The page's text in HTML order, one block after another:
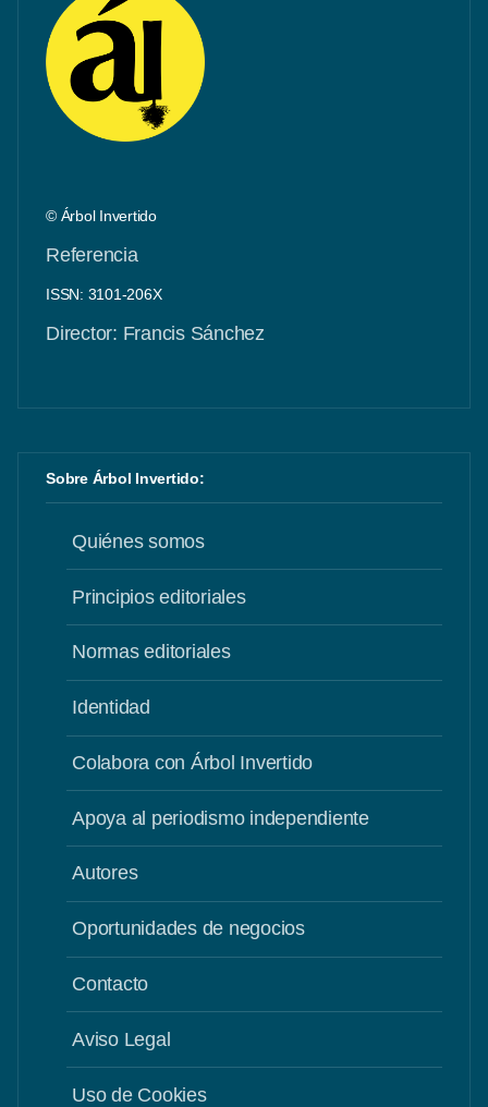
© Árbol Invertido
Referencia
ISSN: 3101-206X
Director: Francis Sánchez
Sobre Árbol Invertido:
Quiénes somos
Principios editoriales
Normas editoriales
Identidad
Colabora con Árbol Invertido
Apoya al periodismo independiente
Autores
Oportunidades de negocios
Contacto
Aviso Legal
Uso de Cookies